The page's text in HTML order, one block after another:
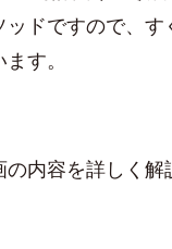
ッドですので、す
す。
内容を詳しく解